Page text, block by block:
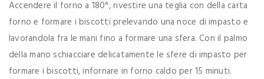
Accendere il forno a 180°, rivestire una teglia con della carta
forno e formare i biscotti prelevando una noce di impasto e
lavorandola fra le mani fino a formare una sfera. Con il palmo
della mano schiacciare delicatamente le sfere di impasto per
formare i biscotti, infornare in forno caldo per 15 minuti.